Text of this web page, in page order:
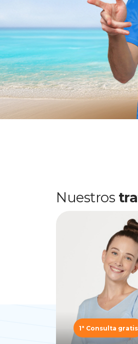
Nuestros
1ª Consulta gratis